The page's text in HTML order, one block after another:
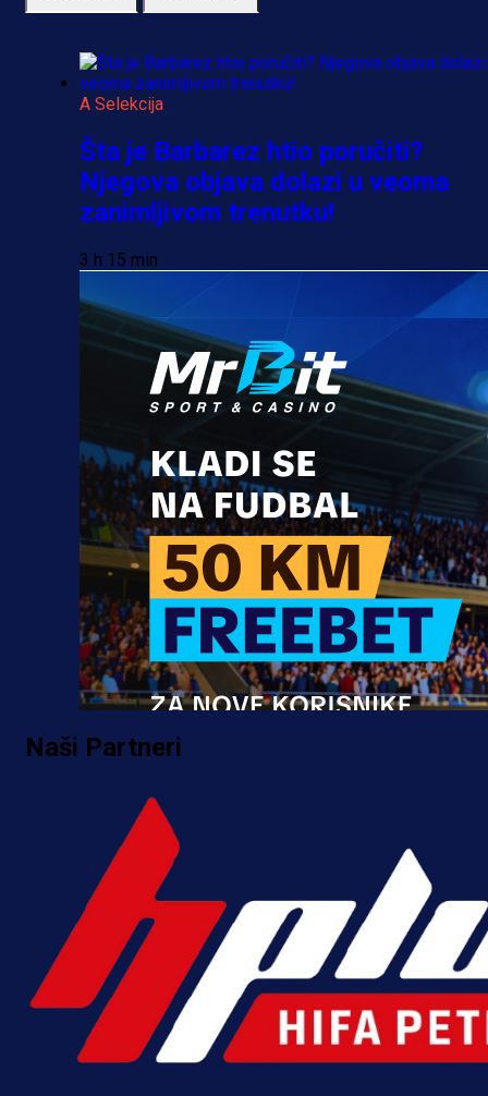
A Selekcija
Šta je Barbarez htio poručiti?
Njegova objava dolazi u veoma
zanimljivom trenutku!
3 h 15 min
Promo vijesti
MrBit: Isprati kvalifikacije za
evropska takmičenja i preuzmi
bonus dobrodošlice!
10 h 38 min
Naši Partneri